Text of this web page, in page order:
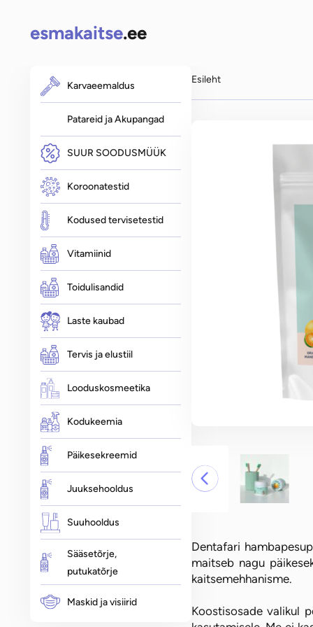
esmakaitse.ee
Karvaeemaldus
Eplilaatorid
Raseerijad meestele
Patareid ja Akupangad
Elustamisaparaadid
SUUR SOODUSMÜÜK
Koroonatestid
Koroona kiirtestid ninast vatitikuga
Kodused tervisetestid
Allergiatest
Vitamiinid
Kummikarud
Sprei Vitamiinid
C-vitamiin
D-vitamiin
Toidulisandid
Ecosh
Probiootikumid
Karvaeemaldus
Patareid ja Akupangad
SUUR SOODUSMÜÜK
Koroonatestid
Kodused tervisetestid
Vitamiinid
Toidulisandid
Laste kaubad
Tervis ja elustiil
Looduskosmeetika
Kodukeemia
Päikesekreemid
Juuksehooldus
Suuhooldus
Sääsetõrje,
putukatõrje
Maskid ja visiirid
Esileht
Dentafari
maitseb nagu
kaitsemehhanisme.
Koostisosade valikul